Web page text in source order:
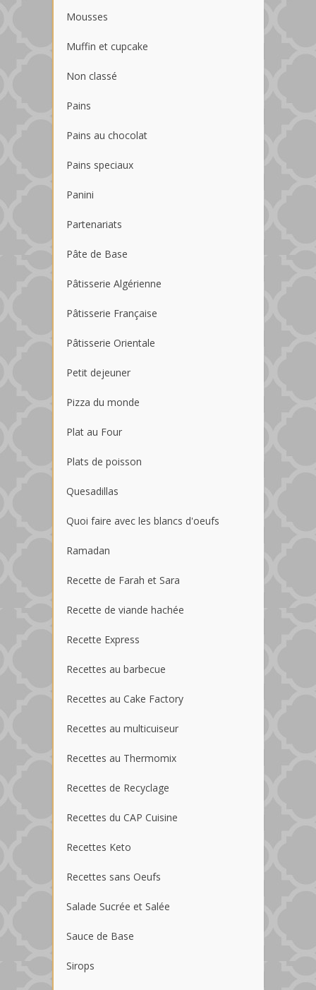
Mousses
Muffin et cupcake
Non classé
Pains
Pains au chocolat
Pains speciaux
Panini
Partenariats
Pâte de Base
Pâtisserie Algérienne
Pâtisserie Française
Pâtisserie Orientale
Petit dejeuner
Pizza du monde
Plat au Four
Plats de poisson
Quesadillas
Quoi faire avec les blancs d'oeufs
Ramadan
Recette de Farah et Sara
Recette de viande hachée
Recette Express
Recettes au barbecue
Recettes au Cake Factory
Recettes au multicuiseur
Recettes au Thermomix
Recettes de Recyclage
Recettes du CAP Cuisine
Recettes Keto
Recettes sans Oeufs
Salade Sucrée et Salée
Sauce de Base
Sirops